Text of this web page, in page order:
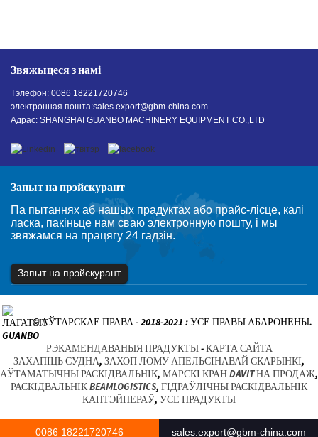
Звяжыцеся з намі
Тэлефон: 0086 18221720746
электронная пошта:sales.export@gbm-china.com
Адрас: SHANGHAI GUANBO MACHINERY EQUIPMENT CO.,LTD
Запыт на прэйскурант
Па пытаннях аб нашых прадуктах або прайс-лісце, калі
ласка, пакіньце нам сваю электронную пошту, і мы
звяжамся на працягу 24 гадзін.
Запыт на прэйскурант
© АЎТАРСКАЕ ПРАВА - 2018-2021 : УСЕ ПРАВЫ АБАРОНЕНЫ.
РЭКАМЕНДАВАНЫЯ ПРАДУКТЫ-КАРТА САЙТА
ЗАХАПІЦЬ СУДНА, ЗАХОП ЛОМУ АПЕЛЬСІНАВАЙ СКАРЫНКІ,
АЎТАМАТЫЧНЫ РАСКІДВАЛЬНІК, МАРСКІ КРАН DAVIT НА ПРОДАЖ,
РАСКІДВАЛЬНІК BEAMLOGISTICS, ГІДРАЎЛІЧНЫ РАСКІДВАЛЬНІК
КАНТЭЙНЕРАЎ, УСЕ ПРАДУКТЫ
0086 18221720746 sales.export@gbm-china.com